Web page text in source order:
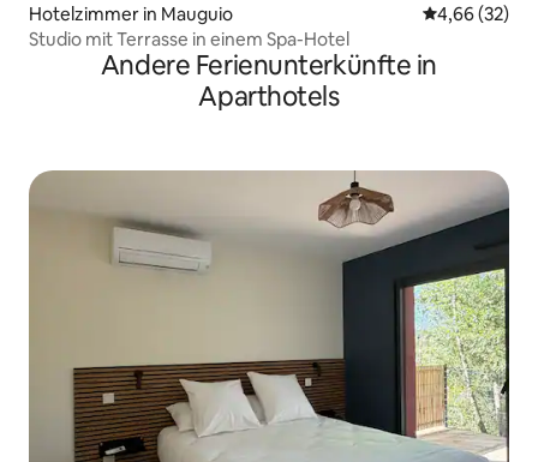
Hotelzimmer in Mauguio
4,66 (32)
Studio mit Terrasse in einem Spa-Hotel
Andere Ferienunterkünfte in
Aparthotels